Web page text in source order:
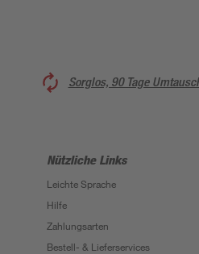
Sorglos, 90 Tage
Nützliche Links
Leichte Sprache
Hilfe
Zahlungsarten
Bestell- & Lieferservices